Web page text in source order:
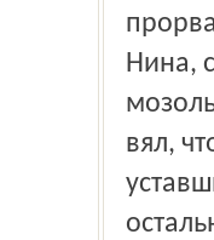
Нина,
вял,